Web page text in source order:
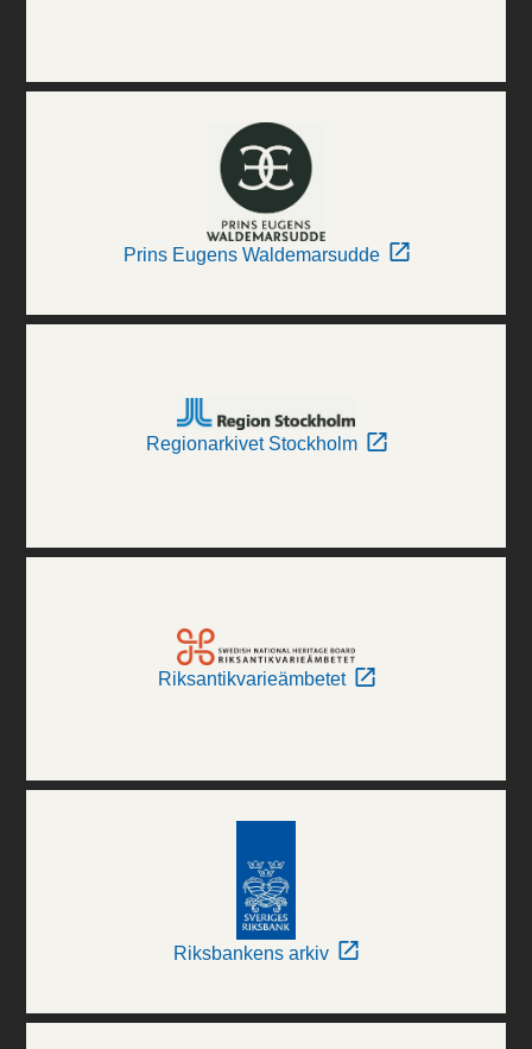
Prins Eugens Waldemarsudde
Regionarkivet Stockholm
Riksantikvarieämbetet
Riksbankens arkiv